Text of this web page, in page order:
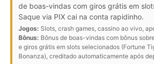
de boas-vindas com giros grátis em
Saque via PIX cai na conta rapidinho.
Jogos: Slots, crash games, cassino ao vivo,
Bônus: Bônus de boas-vindas com bônus
e giros grátis em slots selecionados (Fortune
Bonanza), creditado automaticamente após